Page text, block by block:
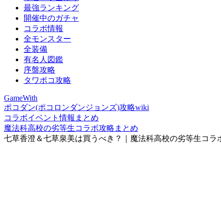
最強ランキング
開催中のガチャ
コラボ情報
全モンスター
全装備
有名人図鑑
序盤攻略
タワポコ攻略
GameWith
ポコダン(ポコロンダンジョンズ)攻略wiki
コラボイベント情報まとめ
魔法科高校の劣等生コラボ攻略まとめ
七草香澄＆七草泉美は買うべき？｜魔法科高校の劣等生コラ